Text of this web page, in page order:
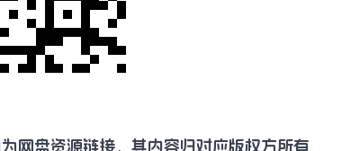
网盘资源链接，其内容归对应版权方所有